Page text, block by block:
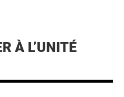
À L’UNITÉ